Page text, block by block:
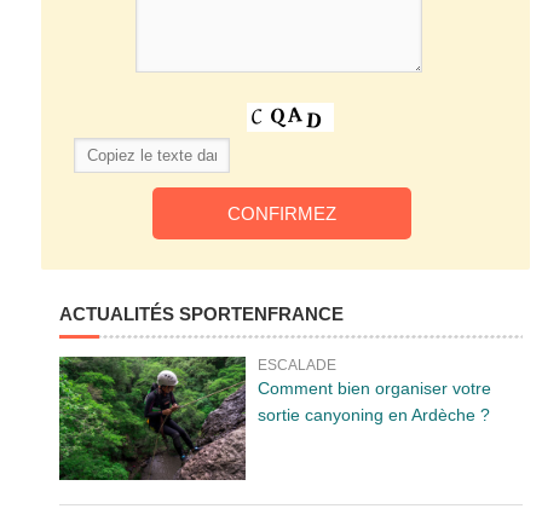
ACTUALITÉS SPORTENFRANCE
ESCALADE
Comment bien organiser votre
sortie canyoning en Ardèche ?